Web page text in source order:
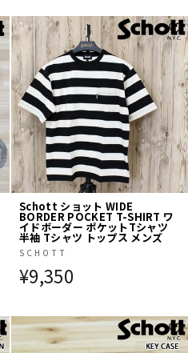
Schott ショット WIDE
BORDER POCKET T-SHIRT ワ
イドボーダー ポケットTシャツ
半袖 Tシャツ トップス メンズ
SCHOTT
¥9,350